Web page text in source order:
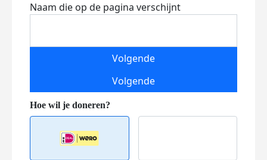
Naam die op de pagina verschijnt
Volgende
Volgende